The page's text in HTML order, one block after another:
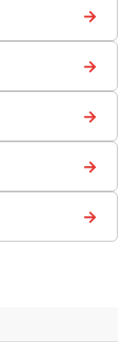
→
→
→
→
→